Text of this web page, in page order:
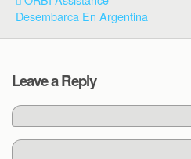
Desembarca En Argentina
Leave a Reply